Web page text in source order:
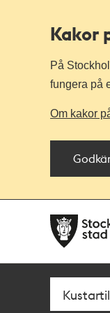
Kakor
På
fungera på
Om kakor
navigationen
huvudinnehållet
Sök